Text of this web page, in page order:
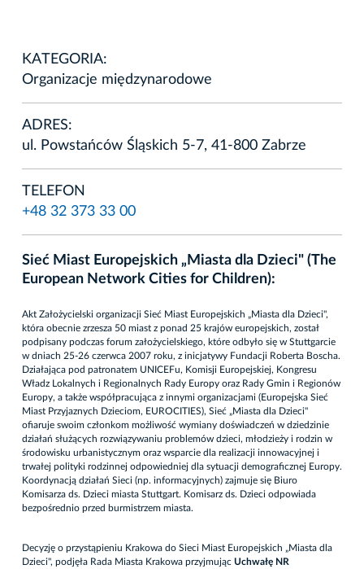
KATEGORIA:
Organizacje międzynarodowe
ADRES:
ul. Powstańców Śląskich 5-7, 41-800 Zabrze
TELEFON
+48 32 373 33 00
Sieć Miast Europejskich „Miasta dla Dzieci" (The
European Network Cities for Children):
Akt Założycielski organizacji Sieć Miast Europejskich „Miasta dla Dzieci",
która obecnie zrzesza 50 miast z ponad 25 krajów europejskich, został
podpisany podczas forum założycielskiego, które odbyło się w Stuttgarcie
w dniach 25-26 czerwca 2007 roku, z inicjatywy Fundacji Roberta Boscha.
Działająca pod patronatem UNICEFu, Komisji Europejskiej, Kongresu
Władz Lokalnych i Regionalnych Rady Europy oraz Rady Gmin i Regionów
Europy, a także współpracująca z innymi organizacjami (Europejska Sieć
Miast Przyjaznych Dzieciom, EUROCITIES), Sieć „Miasta dla Dzieci"
ofiaruje swoim członkom możliwość wymiany doświadczeń w dziedzinie
działań służących rozwiązywaniu problemów dzieci, młodzieży i rodzin w
środowisku urbanistycznym oraz wsparcie dla realizacji innowacyjnej i
trwałej polityki rodzinnej odpowiedniej dla sytuacji demograficznej Europy.
Koordynacją działań Sieci (np. informacyjnych) zajmuje się Biuro
Komisarza ds. Dzieci miasta Stuttgart. Komisarz ds. Dzieci odpowiada
bezpośrednio przed burmistrzem miasta.
Decyzję o przystąpieniu Krakowa do Sieci Miast Europejskich „Miasta dla
Dzieci", podjęła Rada Miasta Krakowa przyjmując Uchwałę NR